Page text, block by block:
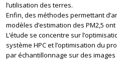
l’utilisation des terres.
Enfin, des méthodes permettant
modèles d’estimation des PM2,5
L’étude se concentre sur
système HPC et l’optimisation du
par échantillonnage sur des images